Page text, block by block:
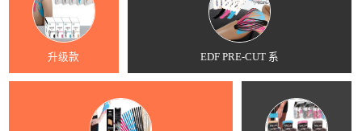
升级款 EDF PRE-CUT 系